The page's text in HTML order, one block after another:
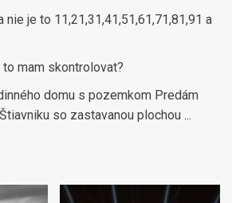
nie je to 11,21,31,41,51,61,71,81,91 a
mam skontrolovat?
domu s pozemkom Predám
so zastavanou plochou ...